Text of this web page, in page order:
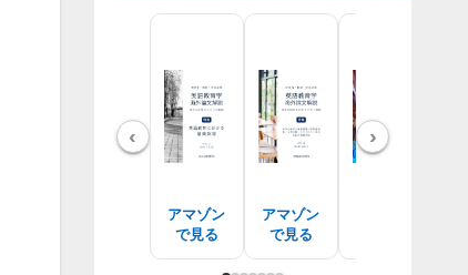
‹
アマゾン
で見る
アマゾン
で見る
›